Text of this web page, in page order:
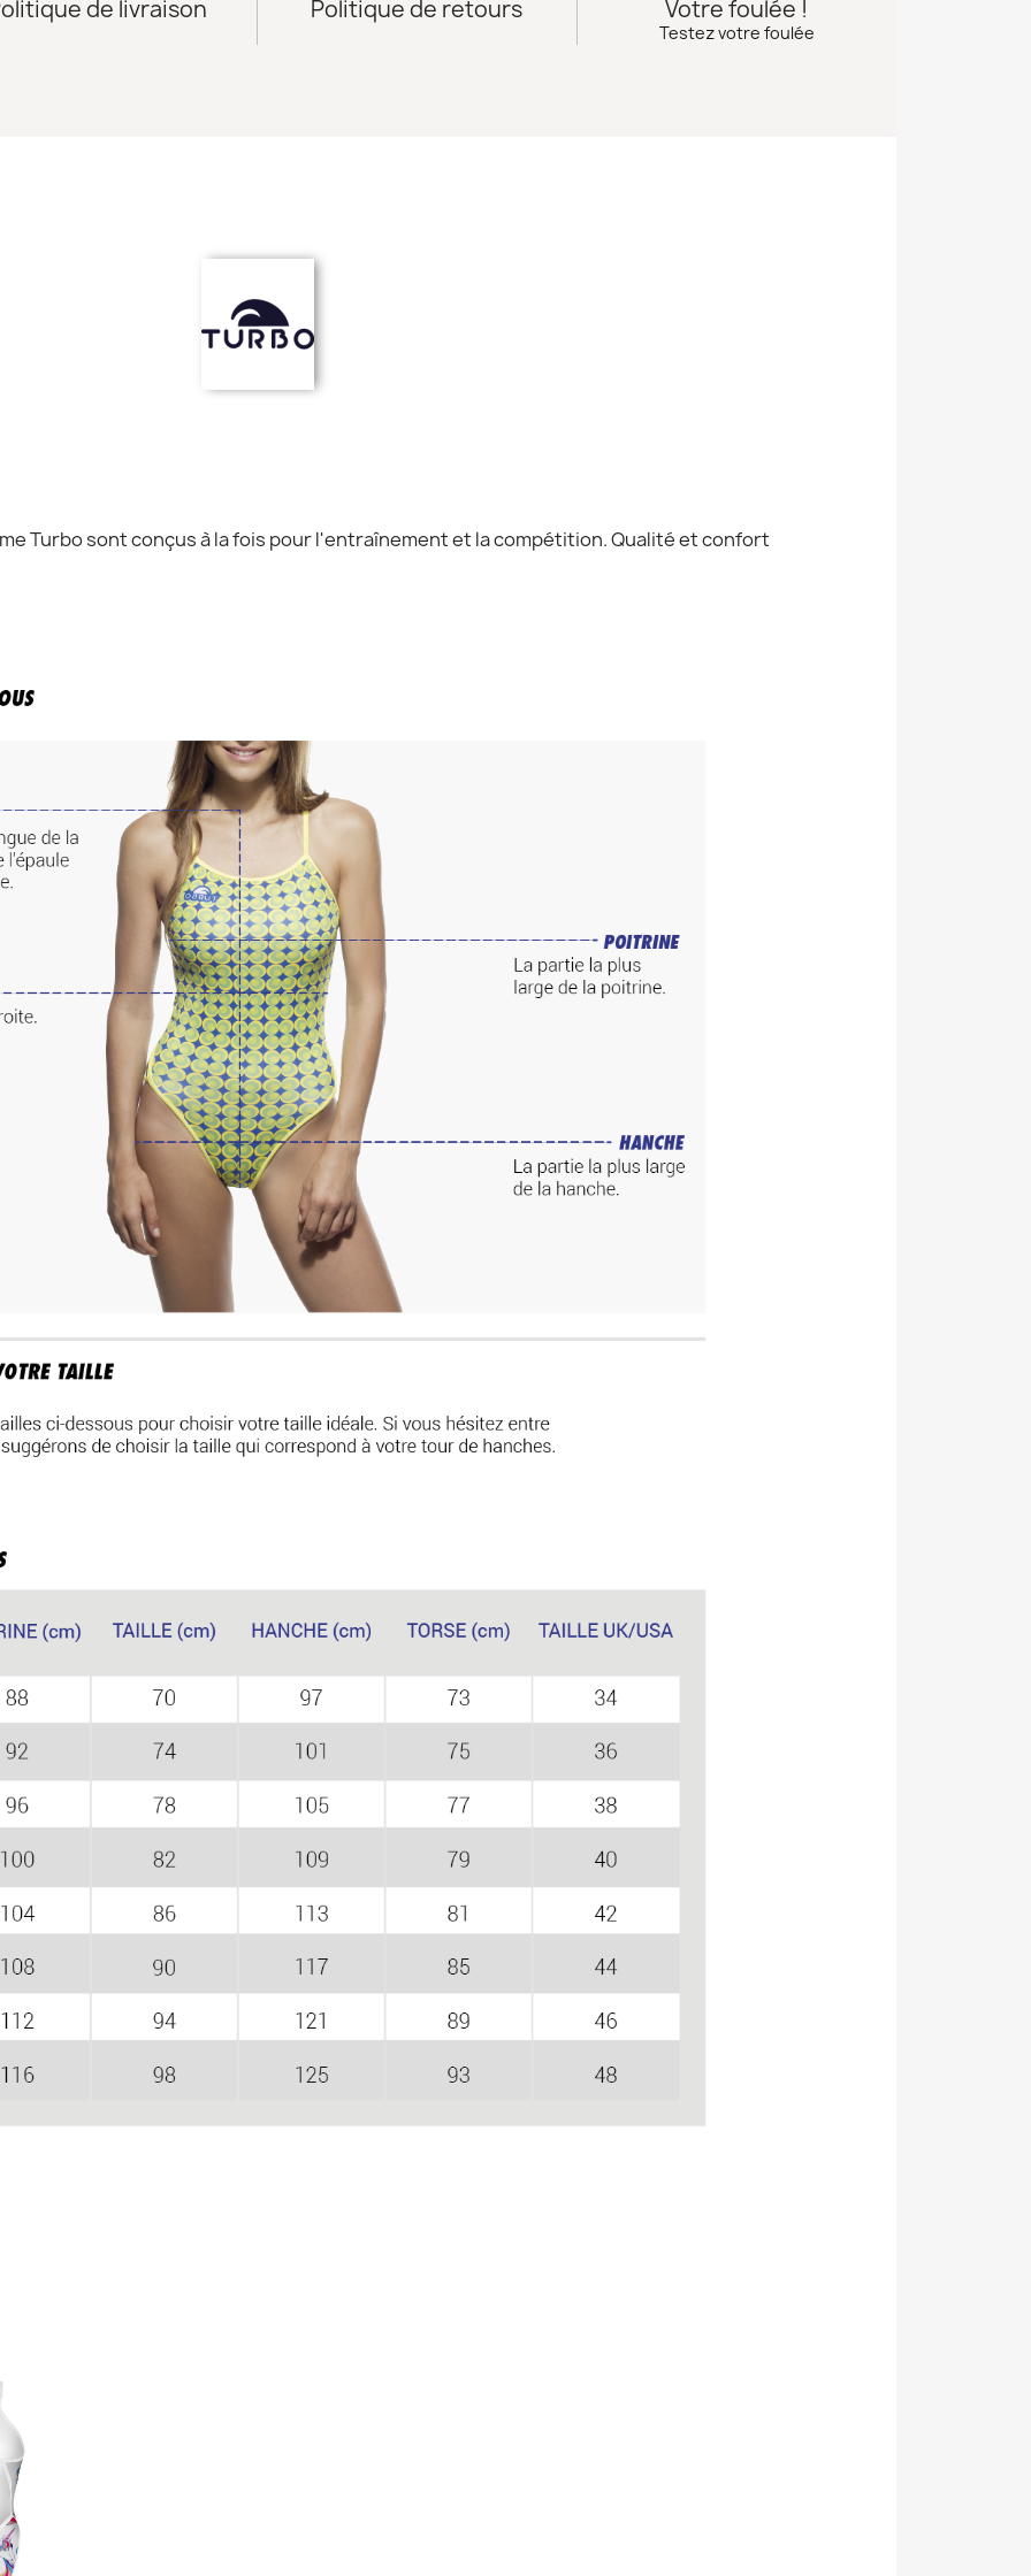
de livraison Politique de retours Votre foulée !
Testez votre foulée
Turbo sont conçus à la fois pour l'entraînement et la compétition. Qualité et confort